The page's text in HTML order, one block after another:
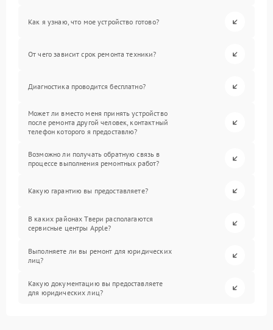
Как я узнаю, что мое устройство готово?
От чего зависит срок ремонта техники?
Диагностика проводится бесплатно?
Может ли вместо меня принять устройство
после ремонта другой человек, контактный
телефон которого я предоставлю?
Возможно ли получать обратную связь в
процессе выполнения ремонтных работ?
Какую гарантию вы предоставляете?
В каких районах Твери располагаются
сервисные центры Apple?
Выполняете ли вы ремонт для юридических
лиц?
Какую документацию вы предоставляете
для юридических лиц?